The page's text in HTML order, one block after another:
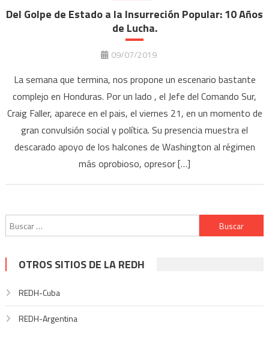
Del Golpe de Estado a la Insurreción Popular: 10 Años
de Lucha.
09/07/2019
La semana que termina, nos propone un escenario bastante
complejo en Honduras. Por un lado , el Jefe del Comando Sur,
Craig Faller, aparece en el pais, el viernes 21, en un momento de
gran convulsión social y política. Su presencia muestra el
descarado apoyo de los halcones de Washington al régimen
más oprobioso, opresor […]
Buscar:
OTROS SITIOS DE LA REDH
REDH-Cuba
REDH-Argentina